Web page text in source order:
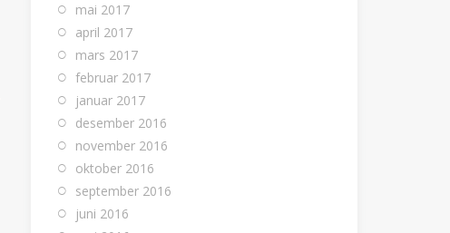
mai 2017
april 2017
mars 2017
februar 2017
januar 2017
desember 2016
november 2016
oktober 2016
september 2016
juni 2016